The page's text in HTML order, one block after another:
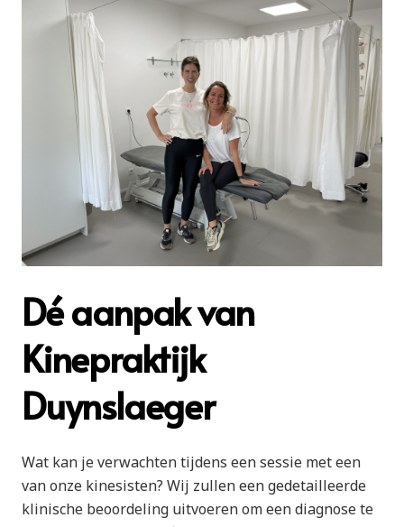
Dé aanpak van
Kinepraktijk
Duynslaeger
Wat kan je verwachten tijdens een sessie met een
van onze kinesisten? Wij zullen een gedetailleerde
klinische beoordeling uitvoeren om een diagnose te